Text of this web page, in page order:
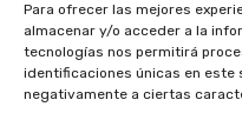
Para ofrecer las mejores
almacenar y/o acceder a la
tecnologías nos permitirá
identificaciones únicas en este
negativamente a ciertas